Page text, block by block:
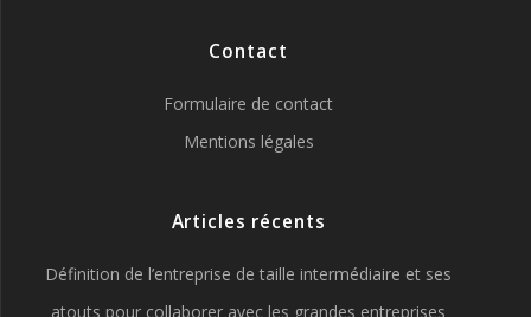
Contact
Formulaire de contact
Mentions légales
Articles récents
Définition de l’entreprise de taille intermédiaire et ses
atouts pour collaborer avec les grandes entreprises